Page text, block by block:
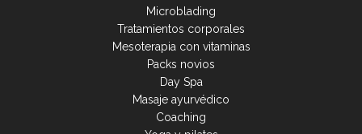
Microblading
Tratamientos corporales
Mesoterapia con vitaminas
Packs novios
Day Spa
Masaje ayurvédico
Coaching